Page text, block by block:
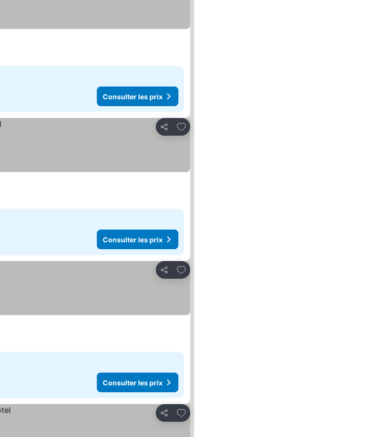
Consulter les prix
Partager
Ajouter à mes favoris
Consulter les prix
Partager
Ajouter à mes favoris
Consulter les prix
Partager
Ajouter à mes favoris